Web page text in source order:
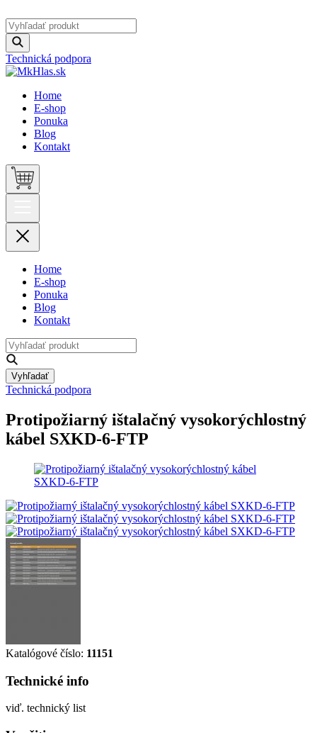
Technická podpora
Home
E-shop
Ponuka
Blog
Kontakt
Home
E-shop
Ponuka
Blog
Kontakt
Vyhľadať
Technická podpora
Protipožiarný ištalačný vysokorýchlostný
kábel SXKD-6-FTP
Katalógové číslo: 11151
Technické info
viď. technický list